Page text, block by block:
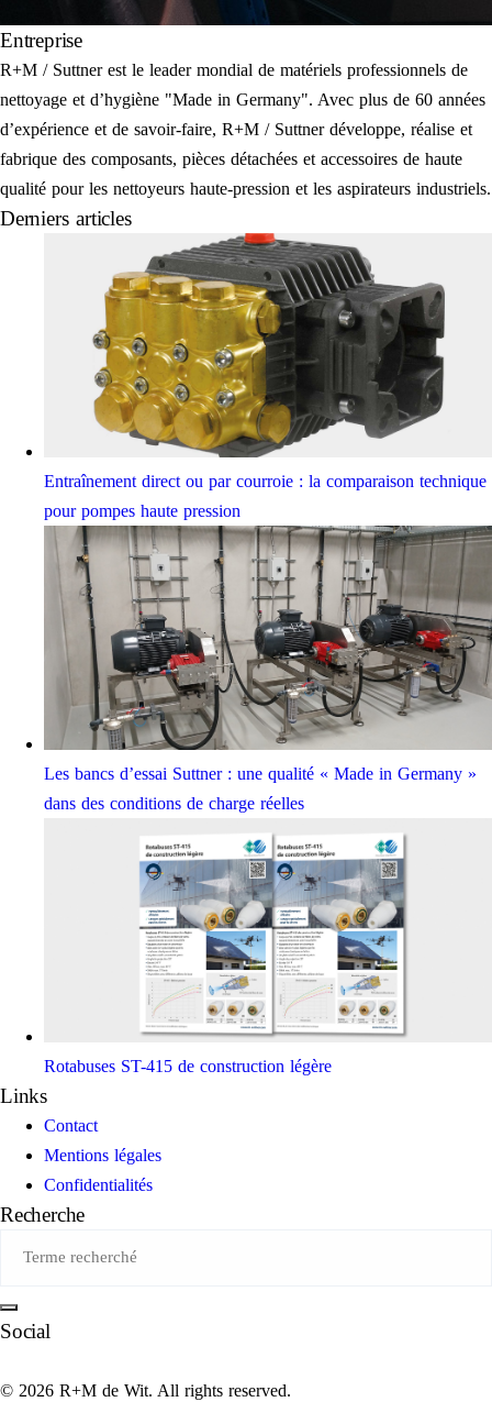
Entreprise
R+M / Suttner est le leader mondial de matériels professionnels de
nettoyage et d’hygiène "Made in Germany". Avec plus de 60 années
d’expérience et de savoir-faire, R+M / Suttner développe, réalise et
fabrique des composants, pièces détachées et accessoires de haute
qualité pour les nettoyeurs haute-pression et les aspirateurs industriels.
Derniers articles
Entraînement direct ou par courroie : la comparaison technique
pour pompes haute pression
Les bancs d’essai Suttner : une qualité « Made in Germany »
dans des conditions de charge réelles
Rotabuses ST-415 de construction légère
Links
Contact
Mentions légales
Confidentialités
Recherche
Social
© 2026 R+M de Wit. All rights reserved.